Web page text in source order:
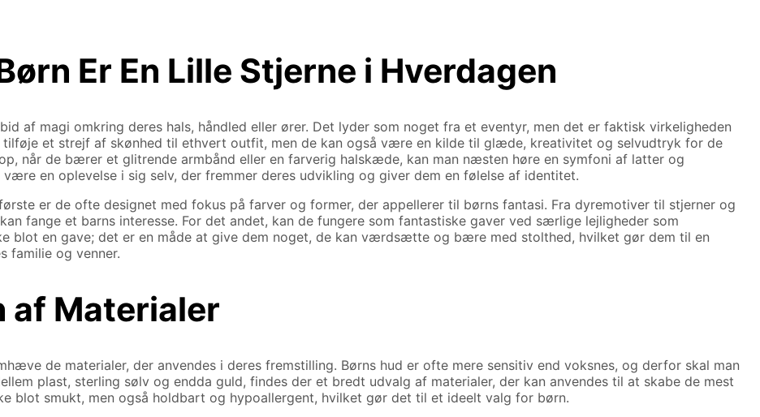
Er En Lille Stjerne i Hverdagen
af magi omkring deres hals, håndled eller ører. Det lyder som noget fra et eventyr, men det er faktisk virkeligheden
tilføje et strejf af skønhed til ethvert outfit, men de kan også være en kilde til glæde, kreativitet og selvudtryk for de
når de bærer et glitrende armbånd eller en farverig halskæde, kan man næsten høre en symfoni af latter og
en oplevelse i sig selv, der fremmer deres udvikling og giver dem en følelse af identitet.
er de ofte designet med fokus på farver og former, der appellerer til børns fantasi. Fra dyremotiver til stjerner og
fange et barns interesse. For det andet, kan de fungere som fantastiske gaver ved særlige lejligheder som
blot en gave; det er en måde at give dem noget, de kan værdsætte og bære med stolthed, hvilket gør dem til en
familie og venner.
af Materialer
de materialer, der anvendes i deres fremstilling. Børns hud er ofte mere sensitiv end voksnes, og derfor skal man
plast, sterling sølv og endda guld, findes der et bredt udvalg af materialer, der kan anvendes til at skabe de mest
blot smukt, men også holdbart og hypoallergent, hvilket gør det til et ideelt valg for børn.